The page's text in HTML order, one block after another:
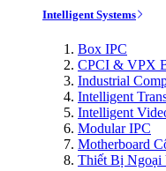
Intelligent Systems
Box IPC
CPCI & VPX
Industrial
Intelligent
Intelligent
Modular IPC
Motherboard
Thiết Bị Ngoại